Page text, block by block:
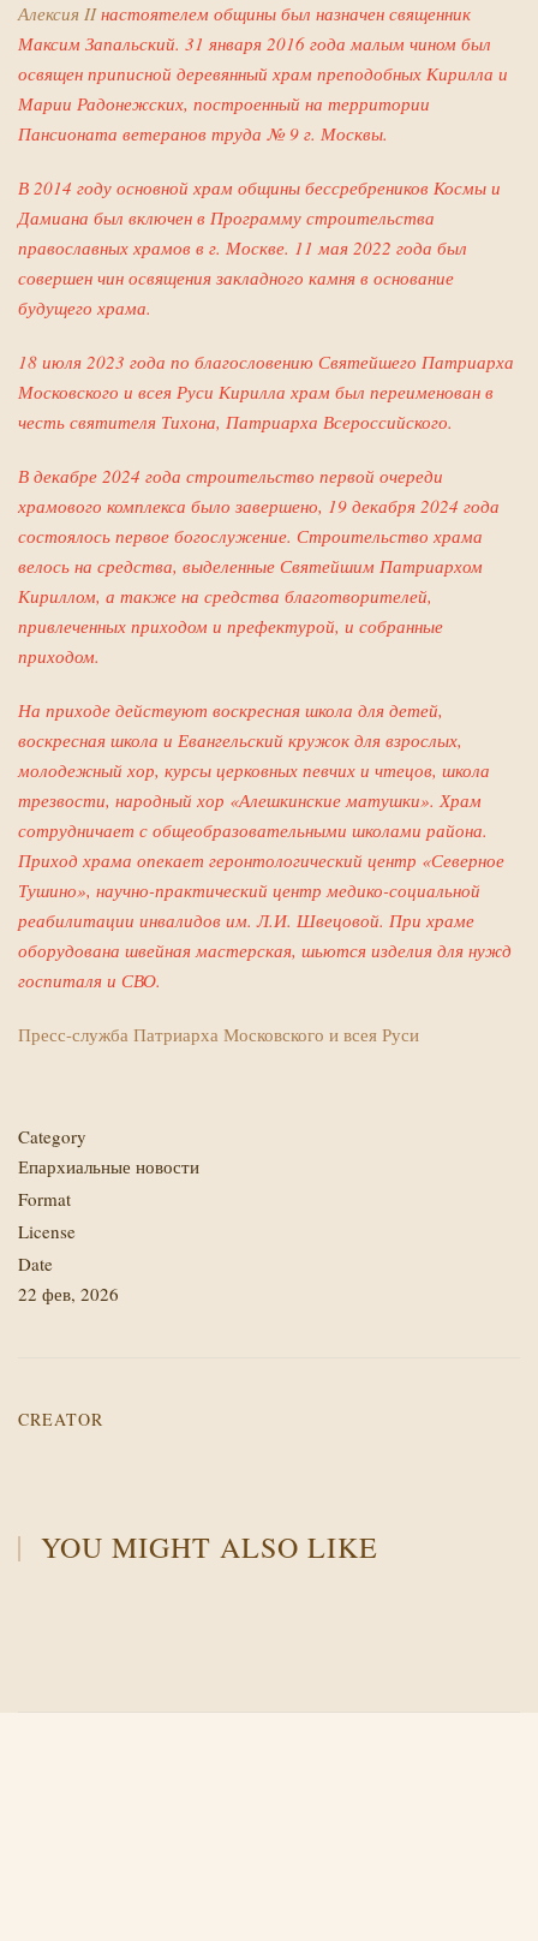
Алексия IIнастоятелем общины был назначен священник
Максим Запальский. 31 января 2016 года малым чином был
освящен приписной деревянный храм преподобных Кирилла и
Марии Радонежских, построенный на территории
Пансионата ветеранов труда № 9 г. Москвы.
В 2014 году основной храм общины бессребреников Космы и
Дамиана был включен в Программу строительства
православных храмов в г. Москве. 11 мая 2022 года был
совершен чин освящения закладного камня в основание
будущего храма.
18 июля 2023 года по благословению Святейшего Патриарха
Московского и всея Руси Кирилла храм был переименован в
честь святителя Тихона, Патриарха Всероссийского.
В декабре 2024 года строительство первой очереди
храмового комплекса было завершено, 19 декабря 2024 года
состоялось первое богослужение. Строительство храма
велось на средства, выделенные Святейшим Патриархом
Кириллом, а также на средства благотворителей,
привлеченных приходом и префектурой, и собранные
приходом.
На приходе действуют воскресная школа для детей,
воскресная школа и Евангельский кружок для взрослых,
молодежный хор, курсы церковных певчих и чтецов, школа
трезвости, народный хор «Алешкинские матушки». Храм
сотрудничает с общеобразовательными школами района.
Приход храма опекает геронтологический центр «Северное
Тушино», научно-практический центр медико-социальной
реабилитации инвалидов им. Л.И. Швецовой. При храме
оборудована швейная мастерская, шьются изделия для нужд
госпиталя и СВО.
Пресс-служба Патриарха Московского и всея Руси
Category
Епархиальные новости
Format
License
Date
22 фев, 2026
CREATOR
YOU MIGHT ALSO LIKE